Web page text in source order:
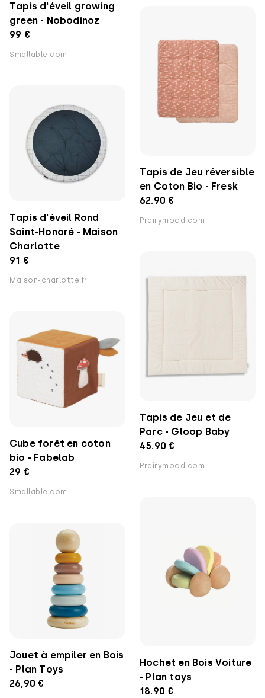
Tapis d'éveil growing
green - Nobodinoz
99 €
Smallable.com
Tapis de Jeu réversible
en Coton Bio - Fresk
62.90 €
Prairymood.com
Tapis d'éveil Rond
Saint-Honoré - Maison
Charlotte
91 €
Maison-charlotte.fr
Tapis de Jeu et de
Parc - Gloop Baby
45.90 €
Prairymood.com
Cube forêt en coton
bio - Fabelab
29 €
Smallable.com
Hochet en Bois Voiture
- Plan toys
18.90 €
Jouet à empiler en Bois
- Plan Toys
26,90 €